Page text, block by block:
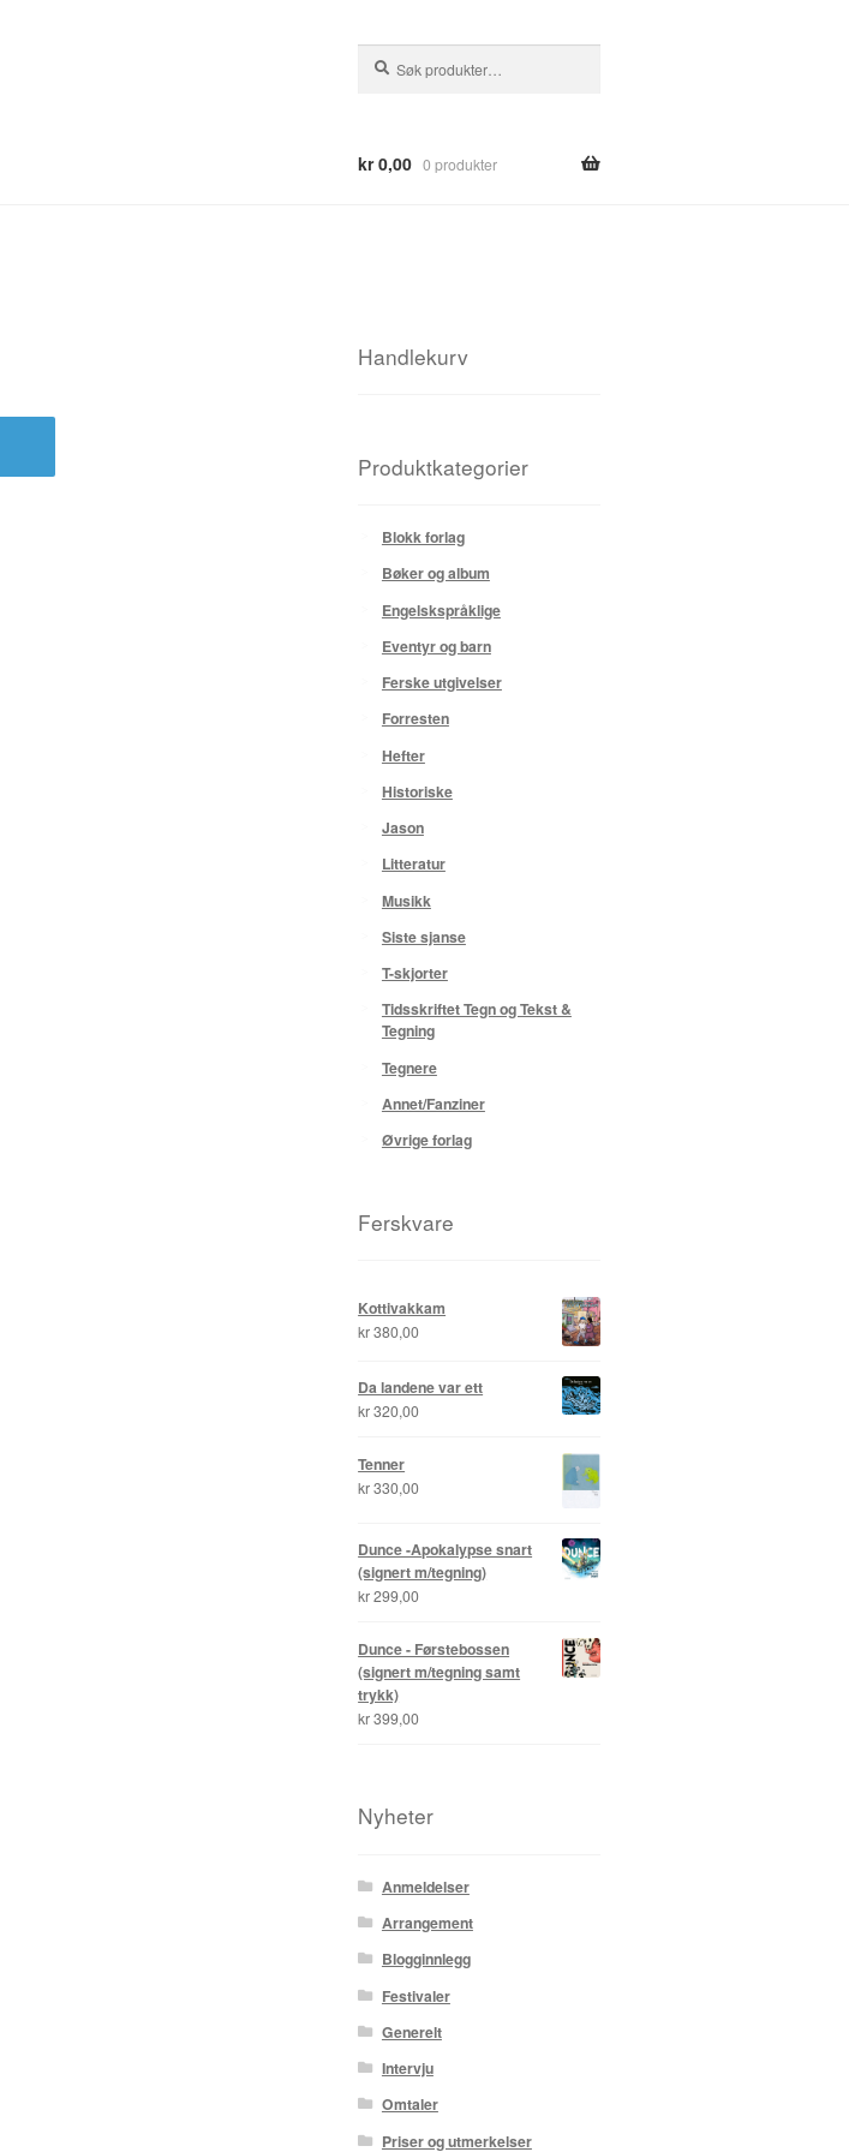
etter:
kr0,00 0 produkter
Handlekurv
Produktkategorier
Blokk forlag
Bøker og album
Engelskspråklige
Eventyr og barn
Ferske utgivelser
Forresten
Hefter
Historiske
Jason
Litteratur
Musikk
Siste sjanse
T-skjorter
Tidsskriftet Tegn og Tekst &
Tegning
Tegnere
Annet/Fanziner
Øvrige forlag
Ferskvare
Kottivakkam
kr380,00
Da landene var ett
kr320,00
Tenner
kr330,00
Dunce -Apokalypse snart
(signert m/tegning)
kr299,00
Dunce - Førstebossen
(signert m/tegning samt
trykk)
kr399,00
Nyheter
Anmeldelser
Arrangement
Blogginnlegg
Festivaler
Generelt
Intervju
Omtaler
Priser og utmerkelser